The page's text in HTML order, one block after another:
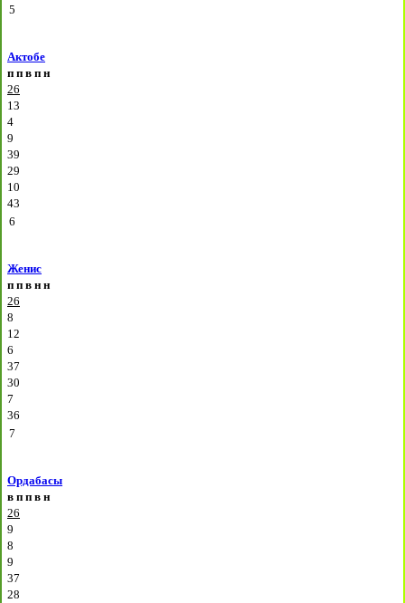
5
Актобе
п п в п н
26
13
4
9
39
29
10
43
6
Женис
п п в н н
26
8
12
6
37
30
7
36
7
Ордабасы
в п п в н
26
9
8
9
37
28